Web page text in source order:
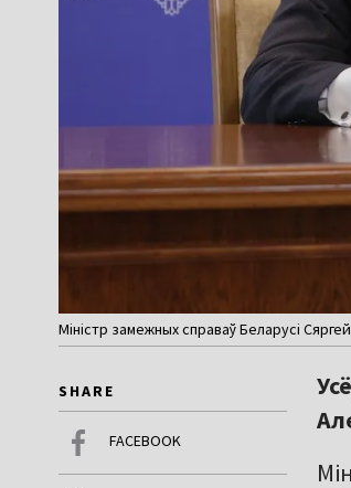
Міністр замежных справаў Беларусі
SHARE
FACEBOOK